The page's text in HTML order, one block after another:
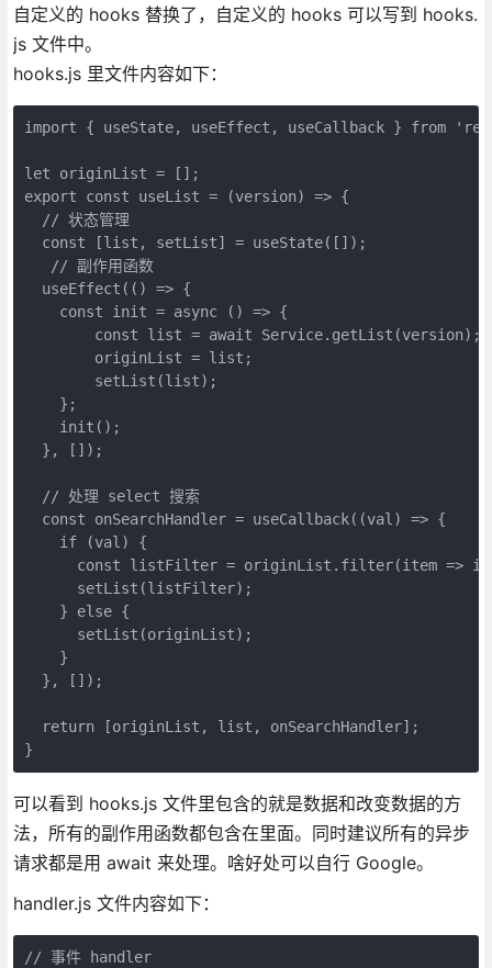
自定义的 hooks 替换了，自定义的 hooks 可以写到 hooks.
js 文件中。
hooks.js 里文件内容如下：
import { useState, useEffect, useCallback } from
let originList = [];
export const useList = (version) => {
  // 状态管理
  const [list, setList] = useState([]);
   // 副作用函数
  useEffect(() => {
    const init = async () => {
        const list = await Service.getList(version);
        originList = list;
        setList(list);
    };
    init();
  }, []);
  // 处理 select 搜索
  const onSearchHandler = useCallback((val) => {
    if (val) {
const listFilter = originList.filter(item =>
      setList(listFilter);
    } else {
      setList(originList);
    }
  }, []);
  return [originList, list, onSearchHandler];
}
可以看到 hooks.js 文件里包含的就是数据和改变数据的方
法，所有的副作用函数都包含在里面。同时建议所有的异步
请求都是用 await 来处理。啥好处可以自行 Google。
handler.js 文件内容如下：
// 事件 handler